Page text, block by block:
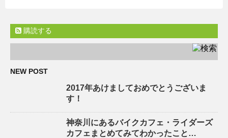
購読する
NEW POST
2017年あけましておめでとうございま
す！
神奈川にあるバイクカフェ・ライダーズ
カフェまとめてみてわかったこと…